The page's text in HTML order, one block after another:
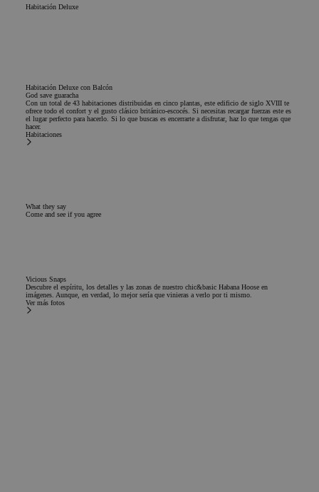
Habitación Deluxe
Habitación Deluxe con Balcón
God save guaracha
Con un total de 43 habitaciones distribuidas en cinco plantas, este edificio de siglo XVIII te
ofrece todo el confort y el gusto clásico británico-escocés. Si necesitas recargar fuerzas este es
el lugar perfecto para hacerlo. Si lo que buscas es encerrarte a disfrutar, haz lo que tengas que
hacer.
Habitaciones
What they say
Come and see if you agree
Vicious Snaps
Descubre el espíritu, los detalles y las zonas de nuestro chic&basic Habana Hoose en
imágenes. Aunque, en verdad, lo mejor sería que vinieras a verlo por ti mismo.
Ver más fotos